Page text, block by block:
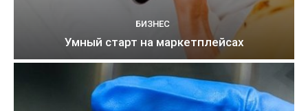
БИЗНЕС
Умный старт на маркетплейсах